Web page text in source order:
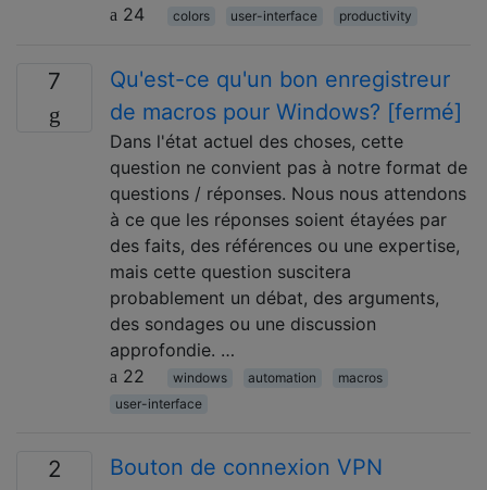
24
colors user-interface productivity
7
Qu'est-ce qu'un bon enregistreur
de macros pour Windows? [fermé]
Dans l'état actuel des choses, cette
question ne convient pas à notre format de
questions / réponses. Nous nous attendons
à ce que les réponses soient étayées par
des faits, des références ou une expertise,
mais cette question suscitera
probablement un débat, des arguments,
des sondages ou une discussion
approfondie. …
22
windows automation
macros
user-interface
2
Bouton de connexion VPN